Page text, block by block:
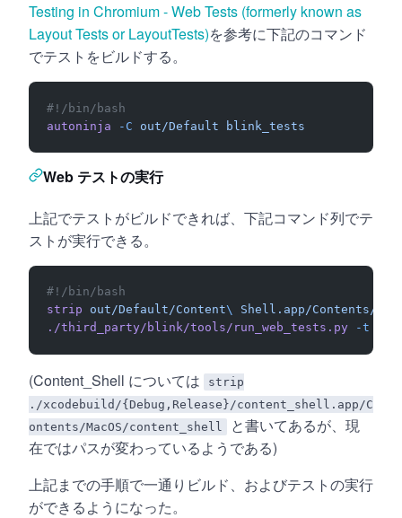
Testing in Chromium - Web Tests (formerly known as
Layout Tests or LayoutTests)を参考に下記のコマンド
でテストをビルドする。
#!/bin/bash
autoninja -C out/Default blink_tests
Web テストの実行
上記でテストがビルドできれば、下記コマンド列でテ
ストが実行できる。
#!/bin/bash
strip out/Default/Content\ Shell.app/Contents/
./third_party/blink/tools/run_web_tests.py -t
(Content_Shell については
strip
./xcodebuild/{Debug,Release}/content_shell.app/C
ontents/MacOS/content_shell
と書いてあるが、現
在ではパスが変わっているようである)
上記までの手順で一通りビルド、およびテストの実行
ができるようになった。